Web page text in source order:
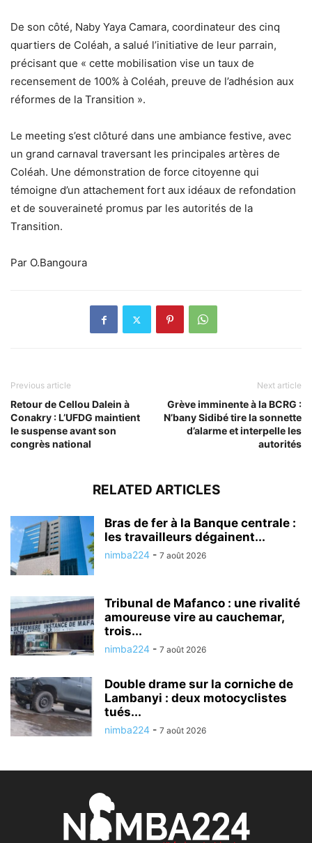
De son côté, Naby Yaya Camara, coordinateur des cinq
quartiers de Coléah, a salué l’initiative de leur parrain,
précisant que « cette mobilisation vise un taux de
recensement de 100% à Coléah, preuve de l’adhésion aux
réformes de la Transition ».
Le meeting s’est clôturé dans une ambiance festive, avec
un grand carnaval traversant les principales artères de
Coléah. Une démonstration de force citoyenne qui
témoigne d’un attachement fort aux idéaux de refondation
et de souveraineté promus par les autorités de la
Transition.
Par O.Bangoura
Previous article
Retour de Cellou Dalein à
Conakry : L’UFDG maintient
le suspense avant son
congrès national
Next article
Grève imminente à la BCRG :
N’bany Sidibé tire la sonnette
d’alarme et interpelle les
autorités
RELATED ARTICLES
Bras de fer à la Banque centrale :
les travailleurs dégainent...
nimba224 - 7 août 2026
Tribunal de Mafanco : une rivalité
amoureuse vire au cauchemar,
trois...
nimba224 - 7 août 2026
Double drame sur la corniche de
Lambanyi : deux motocyclistes
tués...
nimba224 - 7 août 2026